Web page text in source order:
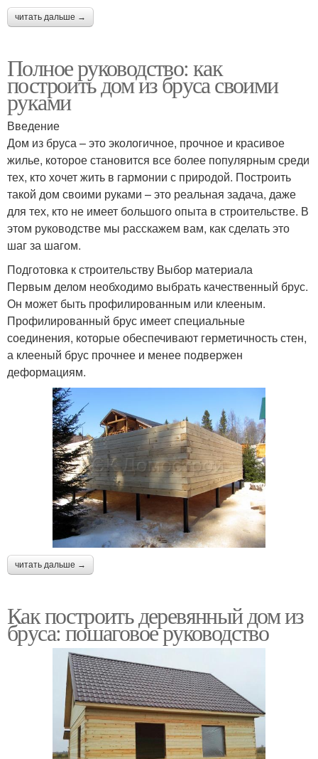
читать дальше →
Полное руководство: как
построить дом из бруса своими
руками
Введение
Дом из бруса – это экологичное, прочное и красивое
жилье, которое становится все более популярным среди
тех, кто хочет жить в гармонии с природой. Построить
такой дом своими руками – это реальная задача, даже
для тех, кто не имеет большого опыта в строительстве. В
этом руководстве мы расскажем вам, как сделать это
шаг за шагом.
Подготовка к строительству Выбор материала
Первым делом необходимо выбрать качественный брус.
Он может быть профилированным или клееным.
Профилированный брус имеет специальные
соединения, которые обеспечивают герметичность стен,
а клееный брус прочнее и менее подвержен
деформациям.
читать дальше →
Как построить деревянный дом из
бруса: пошаговое руководство